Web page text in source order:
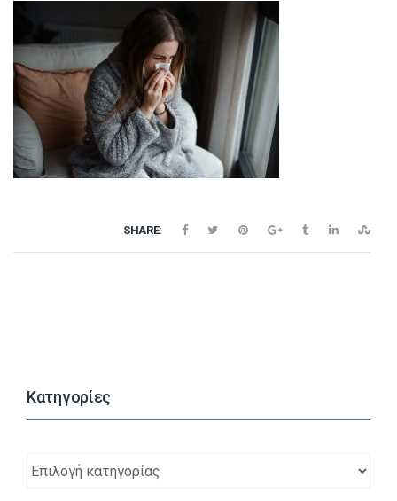
ΚΑΤΗΓΟΡΙΕΣ
F-ALL
ΕΠΙΚΟΙΝΩΝΙΑ
SHARE:
Kατηγορίες